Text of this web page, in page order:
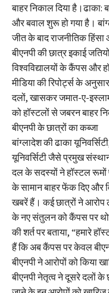
बाहर निकाल दिया है।ढाका:
और बवाल शुरू हो गया है।
जीत के बाद राजनीतिक हिंसा
बीएनपी की छात्र इकाई
विश्वविद्यालयों के कैंपस और
मीडिया की रिपोर्ट्स के
दलों, खासकर जमात-ए-
को हॉस्टलों से जबरन बाहर
बीएनपी के छात्रों का कब्जा
बांग्लादेश की ढाका
यूनिवर्सिटी जैसे प्रमुख
दल के सदस्यों ने हॉस्टल रूमों
के सामान बाहर फेंक दिए और
खबरें हैं। कई छात्रों ने आरोप
के नए संतुलन को कैंपस पर
की शर्त पर बताया, “हमारे
हैं कि अब कैंपस पर केवल
बीएनपी ने आरोपों को किया
बीएनपी नेतृत्व ने दूसरे दलों